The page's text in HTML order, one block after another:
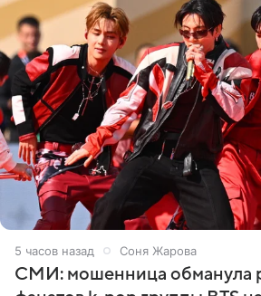
5 часов назад Соня Жарова
СМИ: мошенница обманула